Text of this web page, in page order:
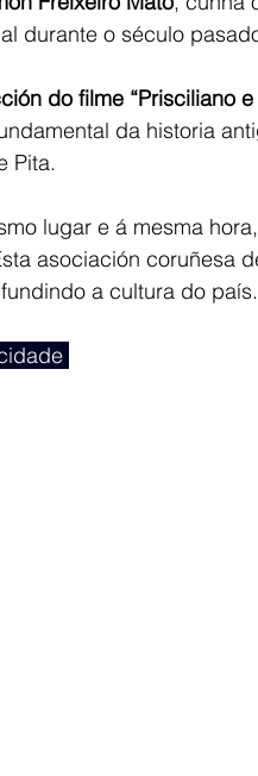
durante o século
do filme “Prisciliano
da historia
Pita.
lugar e á mesma
asociación coruñesa
a cultura do país.